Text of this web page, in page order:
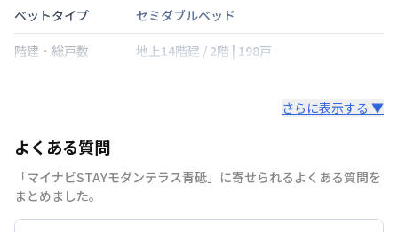
ベットタイプ
セミダブルベッド
階建・総戸数
地上14階建 / 2階 | 198戸
禁煙・喫煙
さらに表示する ▼
よくある質問
「マイナビSTAYモダンテラス青砥」に寄せられるよくある質問を
まとめました。